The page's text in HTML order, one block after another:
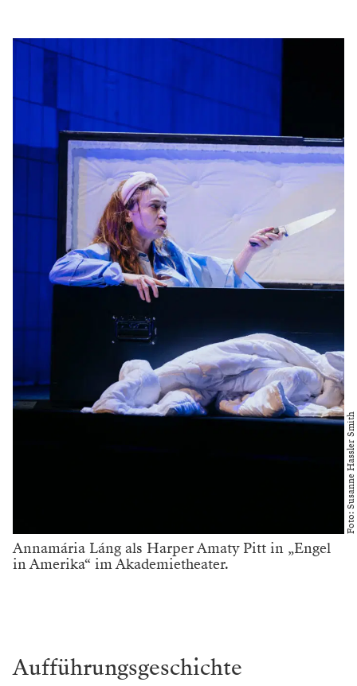
Foto: Susanne Hassler Smith
Annamária Láng als Harper Amaty Pitt in „Engel
in Amerika“ im Akademietheater.
Aufführungsgeschichte